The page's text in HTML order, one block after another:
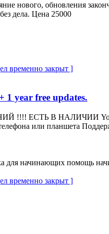
нового, обновления
дела. Цена 25000
временно закрыт ]
1 year free updates.
!!!! ЕСТЬ В НАЛИЧИИ You
или планшета
для начинающих помощь
временно закрыт ]